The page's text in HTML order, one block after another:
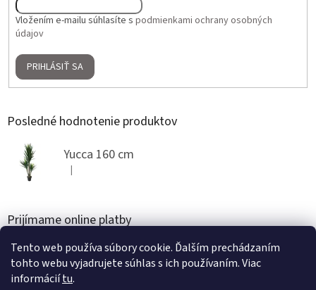
Tento web používa súbory cookie. Ďalším prechádzaním
tohto webu vyjadrujete súhlas s ich používaním. Viac
informáciítu.
Vložením e-mailu súhlasíte s podmienkami ochrany osobných
údajov
PRIHLÁSIŤ SA
Posledné hodnotenie produktov
Yucca 160 cm
Hodnotenie produktu je 5 z 5 hviezdičiek.
|
Prijímame online platby